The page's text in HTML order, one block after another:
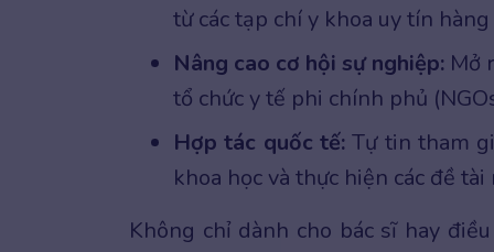
từ các tạp chí y khoa uy tín
Nâng cao cơ hội sự nghiệp: Mở
tổ chức y tế phi chính phủ
Hợp tác quốc tế:Tự tin tham
khoa học và thực hiện các đề
Không chỉ dành cho bác sĩ hay